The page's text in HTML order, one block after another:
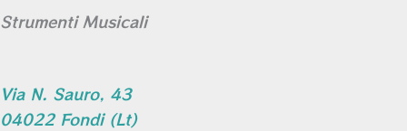
Strumenti Musicali
Via N. Sauro, 43
04022 Fondi (Lt)